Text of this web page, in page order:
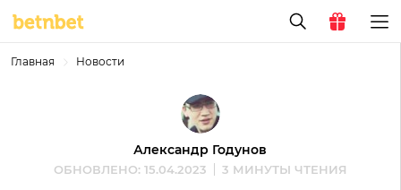
Главная Новости
Александр Годунов
ОБНОВЛЕНО: 15.04.2023 3 МИНУТЫ ЧТЕНИЯ